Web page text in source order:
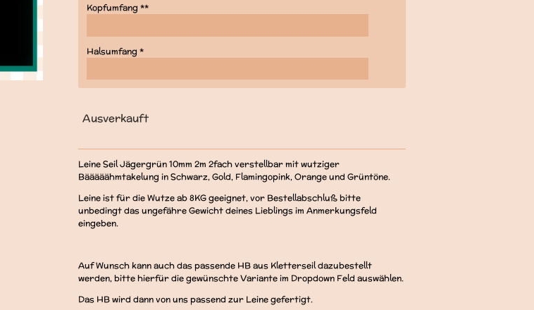
Kopfumfang **
Halsumfang *
Ausverkauft
Leine Seil Jägergrün 10mm 2m 2fach verstellbar mit wutziger
Bääääähmtakelung in Schwarz, Gold, Flamingopink, Orange und Grüntöne.
Leine ist für die Wutze ab 8KG geeignet, vor Bestellabschluß bitte
unbedingt das ungefähre Gewicht deines Lieblings im Anmerkungsfeld
eingeben.
Auf Wunsch kann auch das passende HB aus Kletterseil dazubestellt
werden, bitte hierfür die gewünschte Variante im Dropdown Feld auswählen.
Das HB wird dann von uns passend zur Leine gefertigt.